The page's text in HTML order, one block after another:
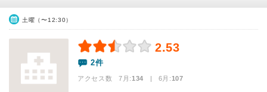
土曜（〜12:30）
2.53
2件
アクセス数 7月:134 | 6月:107